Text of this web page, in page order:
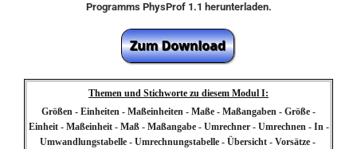
Programms PhysProf 1.1 herunterladen.
Themen und Stichworte zu diesem Modul I:
Größen - Einheiten - Maßeinheiten - Maße - Maßangaben - Größe -
Einheit - Maßeinheit - Maß - Maßangabe - Umrechner - Umrechnen - In -
Umwandlungstabelle - Umrechnungstabelle - Übersicht - Vorsätze -